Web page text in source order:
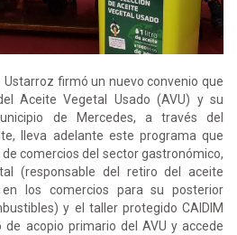
firmó un nuevo convenio que
Aceite Vegetal Usado (AVU) y su
de Mercedes, a través del
lleva adelante este programa que
comercios del sector gastronómico,
(responsable del retiro del aceite
los comercios para su posterior
y el taller protegido CAIDIM
acopio primario del AVU y accede